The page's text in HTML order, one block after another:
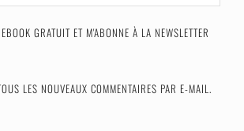
GRATUIT ET M'ABONNE À LA NEWSLETTER
LES NOUVEAUX COMMENTAIRES PAR E-MAIL.